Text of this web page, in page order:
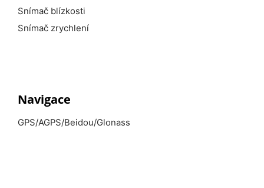
Snímač blízkosti
Snímač zrychlení
Navigace
GPS/AGPS/Beidou/Glonass